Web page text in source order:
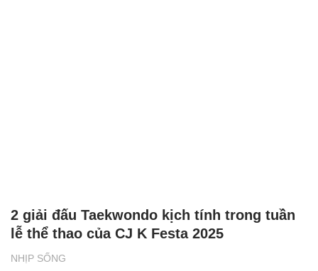
NHỊP SỐNG
2 giải đấu Taekwondo kịch tính trong tuần
lễ thể thao của CJ K Festa 2025